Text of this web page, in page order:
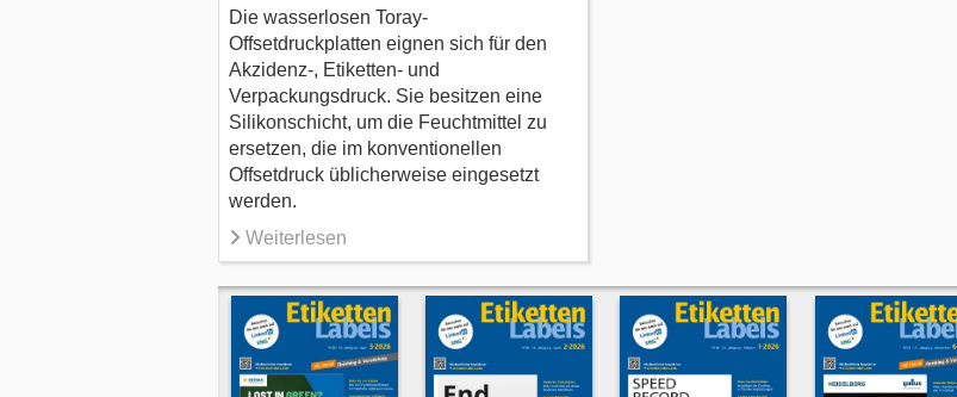
Die wasserlosen Toray-
Offsetdruckplatten eignen sich für den
Akzidenz-, Etiketten- und
Verpackungsdruck. Sie besitzen eine
Silikonschicht, um die Feuchtmittel zu
ersetzen, die im konventionellen
Offsetdruck üblicherweise eingesetzt
werden.
Weiterlesen